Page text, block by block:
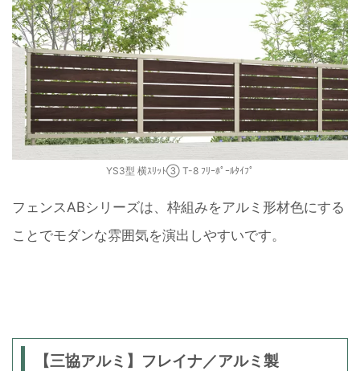
YS3型 横ｽﾘｯﾄ③ T-8 ﾌﾘｰﾎﾟｰﾙﾀｲﾌﾟ
フェンスABシリーズは、枠組みをアルミ形材色にする
ことでモダンな雰囲気を演出しやすいです。
【三協アルミ】フレイナ／アルミ製